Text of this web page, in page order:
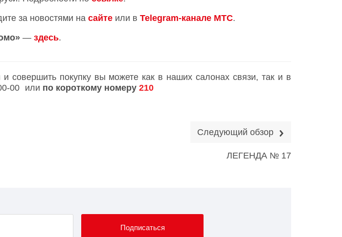
за новостями на сайте или в Telegram-канале МТС.
— здесь.
совершить покупку вы можете как в наших салонах связи, так и в
00 или по короткому номеру 210
Следующий обзор
ЛЕГЕНДА № 17
Подписаться